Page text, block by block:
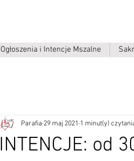
Ogłoszenia i Intencje Mszalne
INTENCJE: od
Parafia 29 maj 2021 1 minut(y)